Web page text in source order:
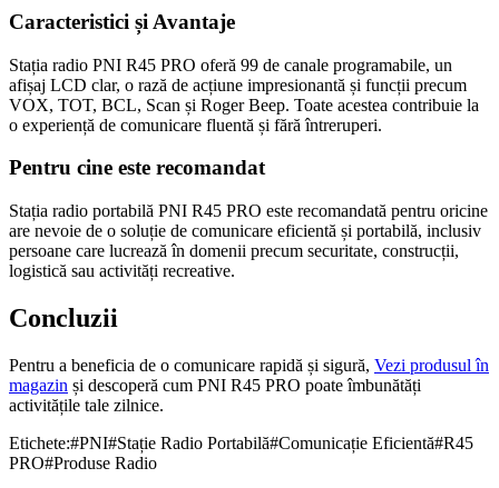
Caracteristici și Avantaje
Stația radio PNI R45 PRO oferă 99 de canale programabile, un
afișaj LCD clar, o rază de acțiune impresionantă și funcții precum
VOX, TOT, BCL, Scan și Roger Beep. Toate acestea contribuie la
o experiență de comunicare fluentă și fără întreruperi.
Pentru cine este recomandat
Stația radio portabilă PNI R45 PRO este recomandată pentru oricine
are nevoie de o soluție de comunicare eficientă și portabilă, inclusiv
persoane care lucrează în domenii precum securitate, construcții,
logistică sau activități recreative.
Concluzii
Pentru a beneficia de o comunicare rapidă și sigură, Vezi produsul în
magazin și descoperă cum PNI R45 PRO poate îmbunătăți
activitățile tale zilnice.
Etichete:#PNI#Stație Radio Portabilă#Comunicație Eficientă#R45
PRO#Produse Radio